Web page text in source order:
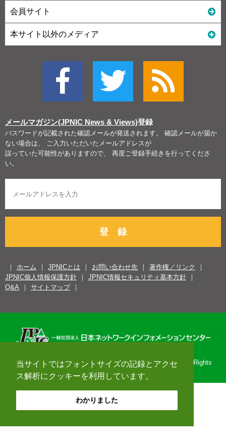
当サイトではフォントサイズの記録とアクセ
ス解析にクッキーを利用しています。
わかりました
会員サイト
本サイト以外のメディア
メールマガジン(JPNIC News & Views)登録
パスワードが記載された確認メールが発送されます。 確認メールが届か
ない場合は、 ご入力いただいたメールアドレスが
誤っていた可能性がありますので、 再度ご登録手続きを行ってくださ
い。
登 録
ホーム JPNICとは お問い合わせ先
著作権／リンク
JPNIC個人情報保護方針
JPNIC情報セキュリティ基本方針
Q&A
サイトマップ
Copyright© 1996-2026 Japan Network Information Center. All Rights
Reserved.